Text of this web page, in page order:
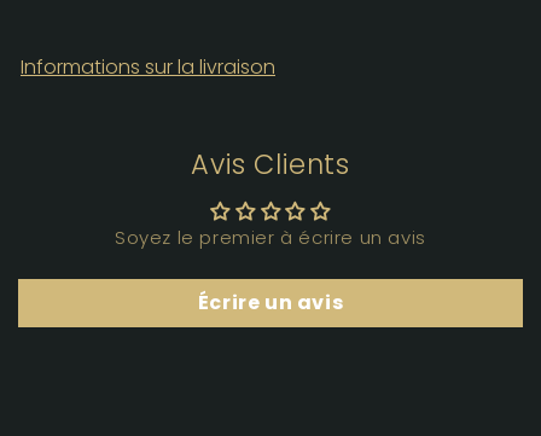
Informations sur la livraison
Avis Clients
Soyez le premier à écrire un avis
Écrire un avis